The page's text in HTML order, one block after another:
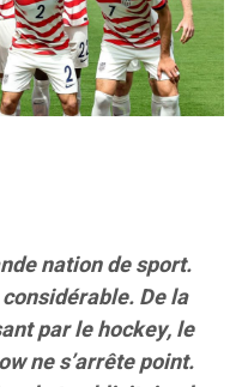
nation de sport.
De la
par le hockey, le
ne s’arrête point.